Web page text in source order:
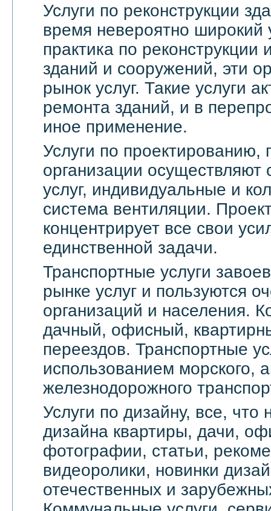
Услуги по реконструкции
время невероятно широкий
практика по реконструкции
зданий и сооружений, эти
рынок услуг. Такие услуги
ремонта зданий, и в
иное применение.
Услуги по проектированию,
организации осуществляют
услуг, индивидуальные и
система вентиляции.
концентрирует все свои
единственной задачи.
Транспортные услуги
рынке услуг и пользуются
организаций и населения.
дачный, офисный,
переездов. Транспортные
использованием морского,
железнодорожного
Услуги по дизайну, все, что
дизайна квартиры, дачи,
фотографии, статьи,
видеоролики, новинки
отечественных и